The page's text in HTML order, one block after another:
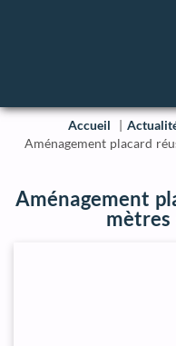
Accueil
Aménagement placard
Aménagement
mètres